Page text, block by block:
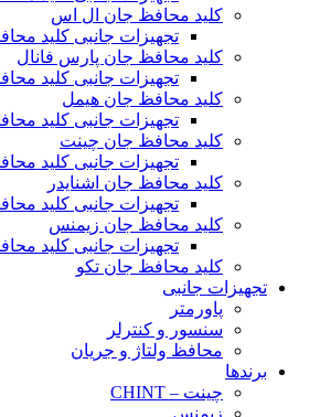
کلید محافظ جان ال اس
تجهیزات جانبی کلید
کلید محافظ جان پارس فانال
تجهیزات جانبی کلید
کلید محافظ جان هیمل
تجهیزات جانبی کلید
کلید محافظ جان چینت
تجهیزات جانبی کلید
کلید محافظ جان اشنایدر
تجهیزات جانبی کلید
کلید محافظ جان زیمنس
تجهیزات جانبی کلید
کلید محافظ جان تکو
تجهیزات جانبی
پاورمتر
سنسور و کنترلر
محافظ ولتاژ و‌ جریان
برندها
چینت – CHINT